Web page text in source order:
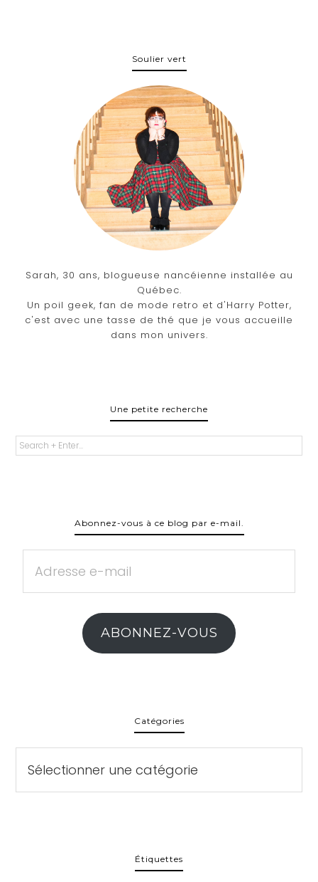
Soulier vert
Sarah, 30 ans, blogueuse nancéienne installée au
Québec.
Un poil geek, fan de mode retro et d'Harry Potter,
c'est avec une tasse de thé que je vous accueille
dans mon univers.
Une petite recherche
Abonnez-vous à ce blog par e-mail.
e-
mail
ABONNEZ-VOUS
Catégories
Étiquettes